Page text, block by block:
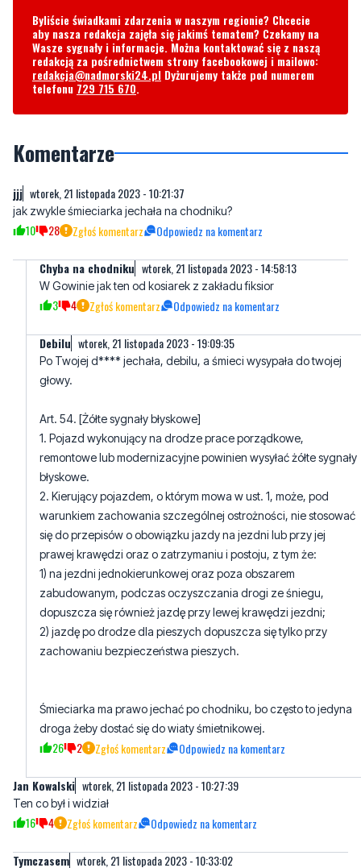
redakcja@nadmorski24.plDyżurujemy także pod numerem
telefonu729 715 670.
Komentarze
jak zwykle śmieciarka jechała na chodniku?
Chyba na chodniku wtorek, 21 listopada 2023 - 14:58:13
W Gowinie jak ten od kosiarek z zakładu fiksior
Debilu wtorek, 21 listopada 2023 - 19:09:35
Po Twojej d**** jechała, debilu, a śmieci wysypała do twojej
Art. 54. [Żółte sygnały błyskowe]
1. Pojazd wykonujący na drodze prace porządkowe,
błyskowe.
2. Kierujący pojazdem, o którym mowa w ust. 1, może, pod
warunkiem zachowania szczególnej ostrożności, nie stosować
się do przepisów o obowiązku jazdy na jezdni lub przy jej
prawej krawędzi oraz o zatrzymaniu i postoju, z tym że:
1) na jezdni jednokierunkowej oraz poza obszarem
zabudowanym, podczas oczyszczania drogi ze śniegu,
dopuszcza się również jazdę przy lewej krawędzi jezdni;
2) jazdę po drodze dla pieszych dopuszcza się tylko przy
zachowaniu bezpieczeństwa pieszych.
Śmieciarka ma prawo jechać po chodniku, bo często to jedyna
Jan Kowalski wtorek, 21 listopada 2023 - 10:27:39
Ten co był i widział
Tymczasem wtorek, 21 listopada 2023 - 10:33:02
Wysokie mandaty miały zapewnić bezpieczeństwo na drogach, a
9 48 Zgłoś komentarz Odpowiedz na komentarz